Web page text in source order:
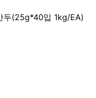
(25g*40입 1kg/EA)